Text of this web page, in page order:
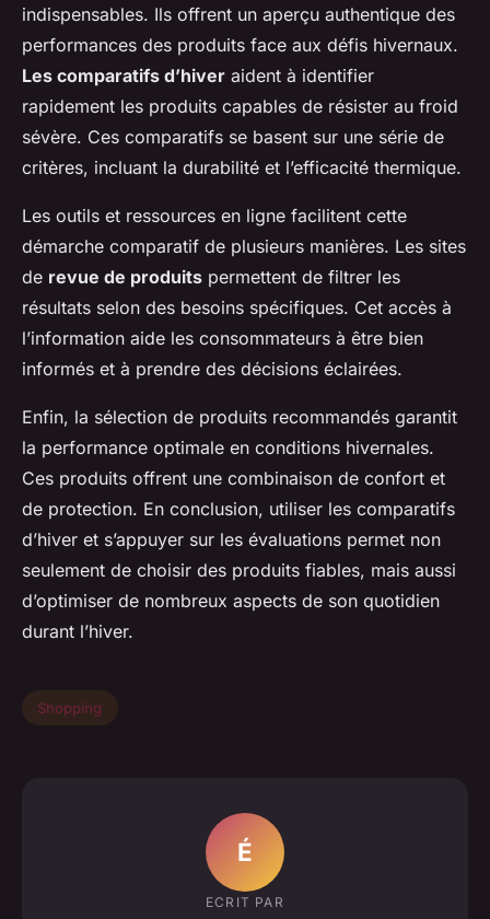
indispensables. Ils offrent un aperçu authentique des
performances des produits face aux défis hivernaux.
Les comparatifs d’hiver aident à identifier
rapidement les produits capables de résister au froid
sévère. Ces comparatifs se basent sur une série de
critères, incluant la durabilité et l’efficacité thermique.
Les outils et ressources en ligne facilitent cette
démarche comparatif de plusieurs manières. Les sites
de revue de produits permettent de filtrer les
résultats selon des besoins spécifiques. Cet accès à
l’information aide les consommateurs à être bien
informés et à prendre des décisions éclairées.
Enfin, la sélection de produits recommandés garantit
la performance optimale en conditions hivernales.
Ces produits offrent une combinaison de confort et
de protection. En conclusion, utiliser les comparatifs
d’hiver et s’appuyer sur les évaluations permet non
seulement de choisir des produits fiables, mais aussi
d’optimiser de nombreux aspects de son quotidien
durant l’hiver.
Shopping
É
ECRIT PAR